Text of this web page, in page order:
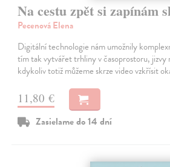
Na cestu zpět si zapínám
Pecenová Elena
Digitální technologie nám umožnily
tím tak vytvářet trhliny v časoprostoru, jizvy
kdykoliv totiž můžeme skrze video vzkřísit
11,80 €
Zasielame do 14 dní